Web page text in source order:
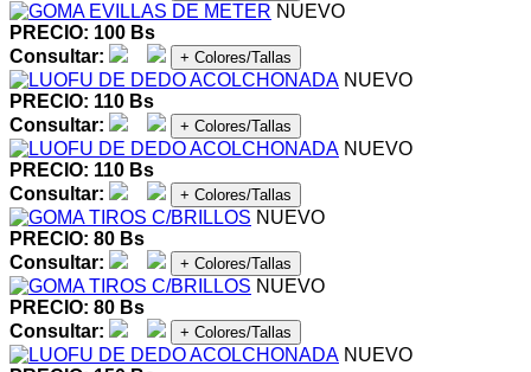
NUEVO
PRECIO: 100 Bs
Consultar:
+ Colores/Tallas
NUEVO
PRECIO: 110 Bs
Consultar:
+ Colores/Tallas
NUEVO
PRECIO: 110 Bs
Consultar:
+ Colores/Tallas
NUEVO
PRECIO: 80 Bs
Consultar:
+ Colores/Tallas
NUEVO
PRECIO: 80 Bs
Consultar:
+ Colores/Tallas
NUEVO